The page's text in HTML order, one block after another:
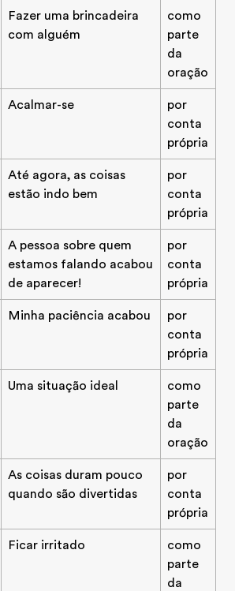
Fazer uma brincadeira
com alguém
como
parte
da
oração
Acalmar-se
por
conta
própria
Até agora, as coisas
estão indo bem
por
conta
própria
A pessoa sobre quem
estamos falando acabou
de aparecer!
por
conta
própria
Minha paciência acabou
por
conta
própria
Uma situação ideal
como
parte
da
oração
As coisas duram pouco
quando são divertidas
por
conta
própria
Ficar irritado
como
parte
da